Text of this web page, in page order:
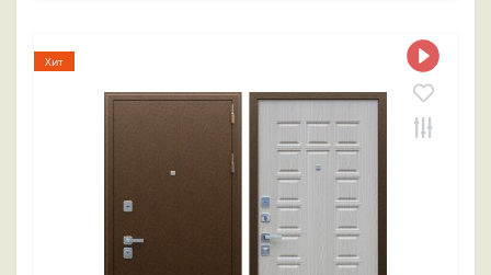
Хит